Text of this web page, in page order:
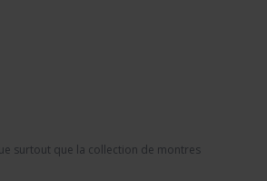
surtout que la collection de montres